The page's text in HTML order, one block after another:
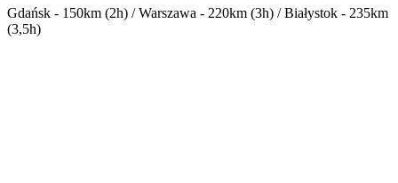
Gdańsk - 150km (2h) / Warszawa - 220km (3h) / Białystok - 235km
(3,5h)